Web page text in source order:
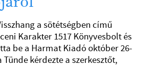
a sötétségben című
Karakter 1517 Könyvesbolt és
be a Harmat Kiadó október 26-
kérdezte a szerkesztőt,